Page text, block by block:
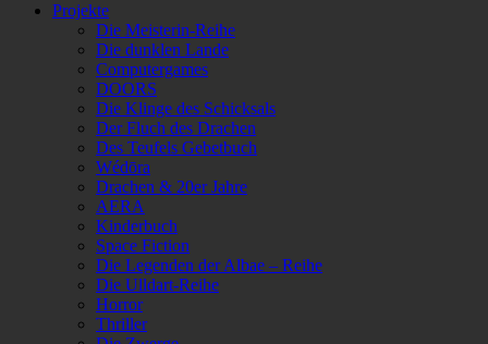
Projekte
Die Meisterin-Reihe
Die dunklen Lande
Computergames
DOORS
Die Klinge des Schicksals
Der Fluch des Drachen
Des Teufels Gebetbuch
Wédōra
Drachen & 20er Jahre
AERA
Kinderbuch
Space Fiction
Die Legenden der Albae – Reihe
Die Ulldart-Reihe
Horror
Thriller